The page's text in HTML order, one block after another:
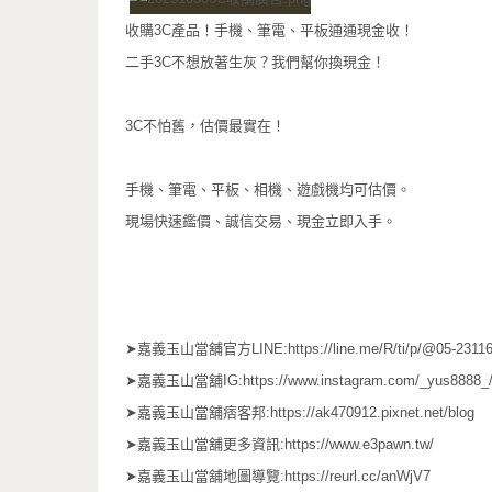
收購3C產品！手機、筆電、平板通通現金收！
二手3C不想放著生灰？我們幫你換現金！
3C不怕舊，估價最實在！
手機、筆電、平板、相機、遊戲機均可估價。
現場快速鑑價、誠信交易、現金立即入手。
➤嘉義玉山當舖官方LINE:https://line.me/R/ti/p/@05-
➤嘉義玉山當舖IG:https://www.instagram.com/_yus8888_/
➤嘉義玉山當舖痞客邦:https://ak470912.pixnet.net/blog
➤嘉義玉山當舖更多資訊:https://www.e3pawn.tw/
➤嘉義玉山當舖地圖導覽:https://reurl.cc/anWjV7